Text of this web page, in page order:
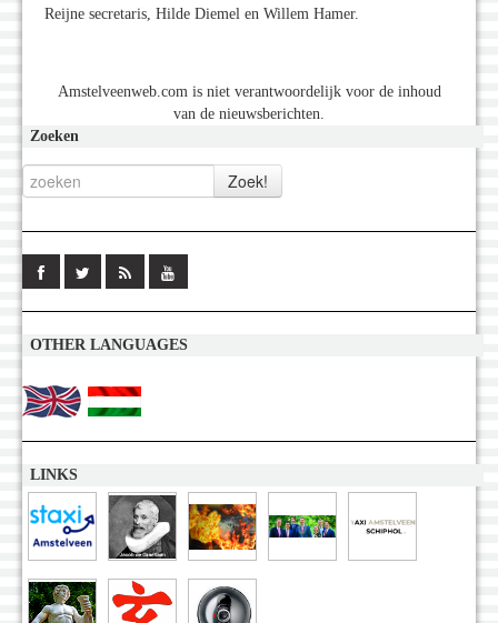
Reijne secretaris, Hilde Diemel en Willem Hamer.
Amstelveenweb.com is niet verantwoordelijk voor de inhoud
van de nieuwsberichten.
Zoeken
OTHER LANGUAGES
LINKS